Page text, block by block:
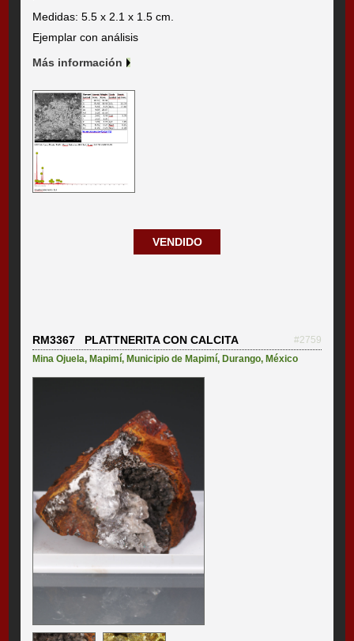
Medidas: 5.5 x 2.1 x 1.5 cm.
Ejemplar con análisis
Más información
VENDIDO
RM3367 PLATTNERITA CON CALCITA
#2759
Mina Ojuela, Mapimí, Municipio de Mapimí, Durango, México